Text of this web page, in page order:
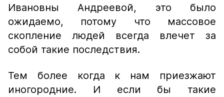
Ивановны Андреевой, это было
ожидаемо, потому что массовое
скопление людей всегда влечет за
собой такие последствия.
Тем более когда к нам приезжают
иногородние. И если бы такие